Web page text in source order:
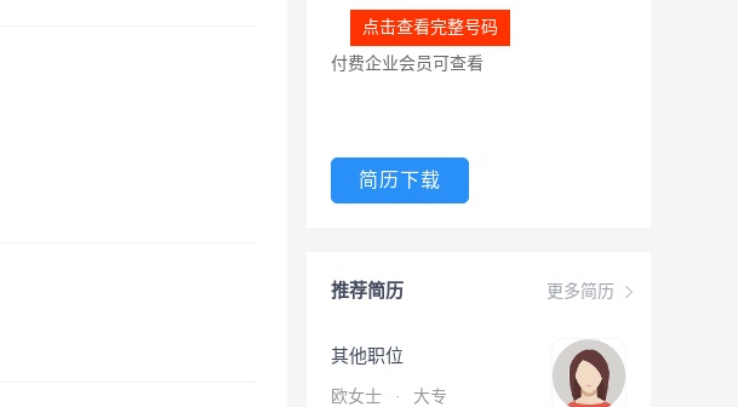
点击查看完整号码
付费企业会员可查看
简历下载
更多简历
推荐简历
其他职位
欧女士 · 大专